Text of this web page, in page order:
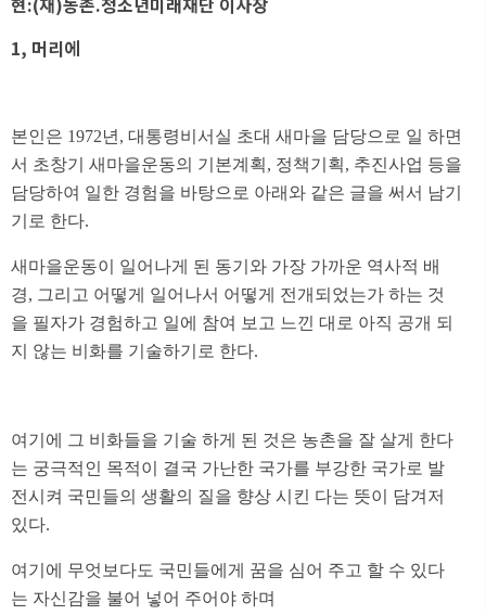
1, 머리에
본인은 1972년, 대통령비서실 초대 새마을 담당으로 일 하면
서 초창기 새마을운동의 기본계획, 정책기획, 추진사업 등을
담당하여 일한 경험을 바탕으로 아래와 같은 글을 써서 남기
기로 한다.
새마을운동이 일어나게 된 동기와 가장 가까운 역사적 배
경, 그리고 어떻게 일어나서 어떻게 전개되었는가 하는 것
을 필자가 경험하고 일에 참여 보고 느낀 대로 아직 공개 되
지 않는 비화를 기술하기로 한다.
여기에 그 비화들을 기술 하게 된 것은 농촌을 잘 살게 한다
는 궁극적인 목적이 결국 가난한 국가를 부강한 국가로 발
전시켜 국민들의 생활의 질을 향상 시킨 다는 뜻이 담겨저
있다.
여기에 무엇보다도 국민들에게 꿈을 심어 주고 할 수 있다
는 자신감을 불어 넣어 주어야 하며